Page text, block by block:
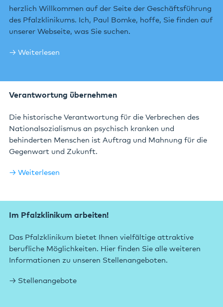
herzlich Willkommen auf der Seite der Geschäftsführung
des Pfalzklinikums. Ich, Paul Bomke, hoffe, Sie finden auf
unserer Webseite, was Sie suchen.
Weiterlesen
Verantwortung übernehmen
Die historische Verantwortung für die Verbrechen des
Nationalsozialismus an psychisch kranken und
behinderten Menschen ist Auftrag und Mahnung für die
Gegenwart und Zukunft.
Weiterlesen
Im Pfalzklinikum arbeiten!
Das Pfalzklinikum bietet Ihnen vielfältige attraktive
berufliche Möglichkeiten. Hier finden Sie alle weiteren
Informationen zu unseren Stellenangeboten.
Stellenangebote